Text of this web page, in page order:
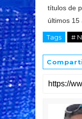
títulos de
últimos 15
Tags #